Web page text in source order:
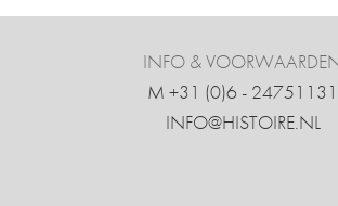
INFO &
M +31 ‍(0)6 - 24751131
INFO@HISTOIRE.NL